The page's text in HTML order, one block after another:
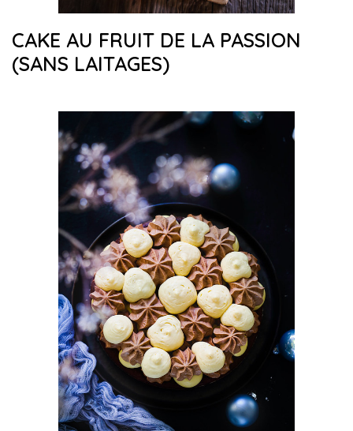
CAKE AU FRUIT DE LA PASSION
(SANS LAITAGES)